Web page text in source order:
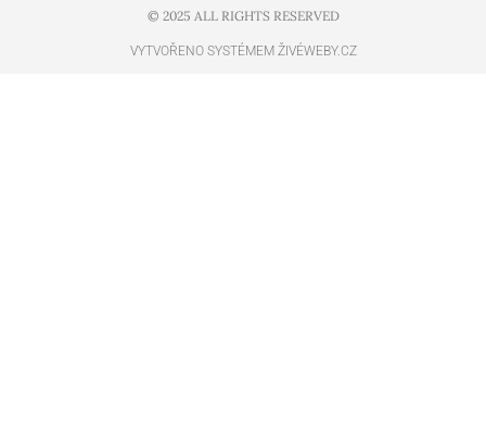
© 2025 ALL RIGHTS RESERVED​
VYTVOŘENO SYSTÉMEM ŽIVÉWEBY.CZ